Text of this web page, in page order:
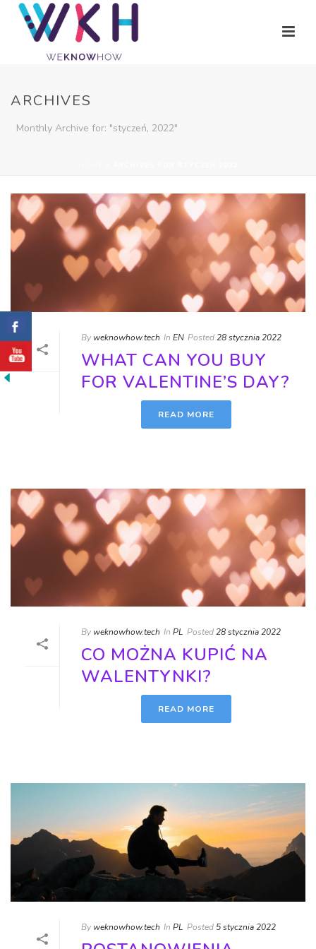
ARCHIVES
Monthly Archive for: "styczeń, 2022"
By weknowhow.tech In EN Posted28 stycznia 2022
WHAT CAN YOU BUY
FOR VALENTINE’S DAY?
READ MORE
By weknowhow.tech In PL Posted28 stycznia 2022
CO MOŻNA KUPIĆ NA
WALENTYNKI?
READ MORE
By weknowhow.tech In PL Posted 5 stycznia 2022